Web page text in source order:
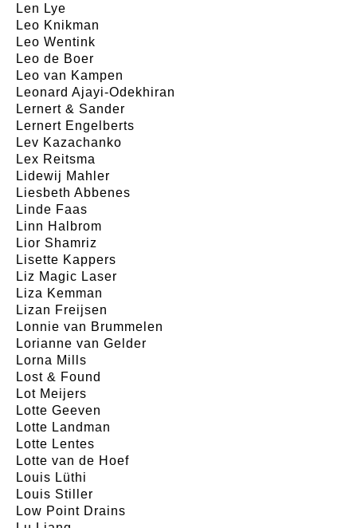
Len Lye
Leo Knikman
Leo Wentink
Leo de Boer
Leo van Kampen
Leonard Ajayi-Odekhiran
Lernert & Sander
Lernert Engelberts
Lev Kazachanko
Lex Reitsma
Lidewij Mahler
Liesbeth Abbenes
Linde Faas
Linn Halbrom
Lior Shamriz
Lisette Kappers
Liz Magic Laser
Liza Kemman
Lizan Freijsen
Lonnie van Brummelen
Lorianne van Gelder
Lorna Mills
Lost & Found
Lot Meijers
Lotte Geeven
Lotte Landman
Lotte Lentes
Lotte van de Hoef
Louis Lüthi
Louis Stiller
Low Point Drains